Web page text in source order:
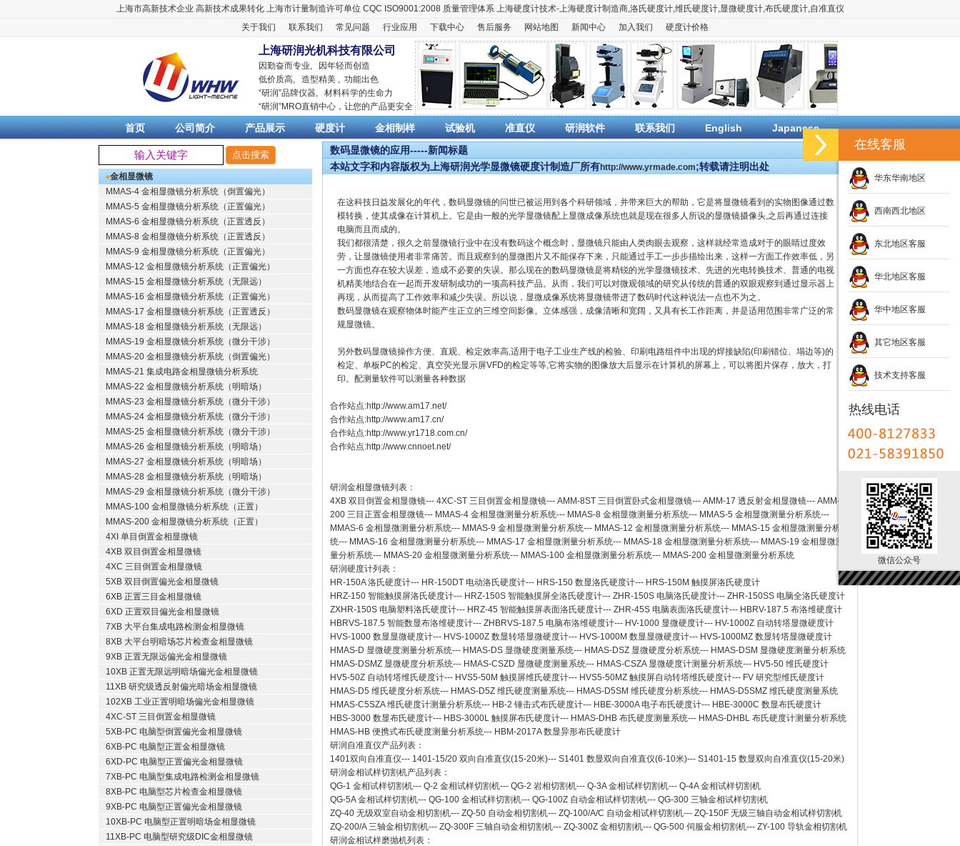
上海市高新技术企业 高新技术成果转化 上海市计量制造许可单位 CQC ISO9001:2008 质量管理体系 上海硬度计技术-上海硬度计制造商,洛氏硬度计,维氏硬度计,显微硬度计,布氏硬度计,自准直仪
关于我们
联系我们 常见问题 行业应用 下载中心 售后服务 网站地图 新闻中心 加入我们 硬度计价格
上海研润光机科技有限公司
因勤奋而专业, 因年轻而创造
低价质高, 造型精美 , 功能出色
“研润”品牌仪器, 材料科学的生命力
“研润”MRO直销中心，让您的产品更安全
首页 公司简介 产品展示 硬度计 金相制样 试验机 准直仪 研润软件 联系我们 English Japanese
金相显微镜
MMAS-4 金相显微镜分析系统（倒置偏光）
MMAS-5 金相显微镜分析系统（正置偏光）
MMAS-6 金相显微镜分析系统（正置透反）
MMAS-8 金相显微镜分析系统（正置透反）
MMAS-9 金相显微镜分析系统（正置偏光）
MMAS-12 金相显微镜分析系统（正置偏光）
MMAS-15 金相显微镜分析系统（无限远）
MMAS-16 金相显微镜分析系统（正置偏光）
MMAS-17 金相显微镜分析系统（正置透反）
MMAS-18 金相显微镜分析系统（无限远）
MMAS-19 金相显微镜分析系统（微分干涉）
MMAS-20 金相显微镜分析系统（倒置偏光）
MMAS-21 集成电路金相显微镜分析系统
MMAS-22 金相显微镜分析系统（明暗场）
MMAS-23 金相显微镜分析系统（微分干涉）
MMAS-24 金相显微镜分析系统（微分干涉）
MMAS-25 金相显微镜分析系统（微分干涉）
MMAS-26 金相显微镜分析系统（明暗场）
MMAS-27 金相显微镜分析系统（明暗场）
MMAS-28 金相显微镜分析系统（明暗场）
MMAS-29 金相显微镜分析系统（微分干涉）
MMAS-100 金相显微镜分析系统（正置）
MMAS-200 金相显微镜分析系统（正置）
4XI 单目倒置金相显微镜
4XB 双目倒置金相显微镜
4XC 三目倒置金相显微镜
5XB 双目倒置偏光金相显微镜
6XB 正置三目金相显微镜
6XD 正置双目偏光金相显微镜
7XB 大平台集成电路检测金相显微镜
8XB 大平台明暗场芯片检查金相显微镜
9XB 正置无限远偏光金相显微镜
10XB 正置无限远明暗场偏光金相显微镜
11XB 研究级透反射偏光暗场金相显微镜
102XB 工业正置明暗场偏光金相显微镜
4XC-ST 三目倒置金相显微镜
5XB-PC 电脑型倒置偏光金相显微镜
6XB-PC 电脑型正置金相显微镜
6XD-PC 电脑型正置偏光金相显微镜
7XB-PC 电脑型集成电路检测金相显微镜
8XB-PC 电脑型芯片检查金相显微镜
9XB-PC 电脑型正置偏光金相显微镜
10XB-PC 电脑型正置明暗场金相显微镜
11XB-PC 电脑型研究级DIC金相显微镜
数码显微镜的应用-----新闻标题
本站文字和内容版权为上海研润光学显微镜硬度计制造厂所有http://www.yrmade.com;转载请注明出处
在这科技日益发展化的年代，数码显微镜的问世已被运用到各个科研领域，并带来巨大的帮助，它是将显微镜看到的实物图像通过数
模转换，使其成像在计算机上。它是由一般的光学显微镜配上显微成像系统也就是现在很多人所说的显微镜摄像头,之后再通过连接
电脑而且而成的。
我们都很清楚，很久之前显微镜行业中在没有数码这个概念时，显微镜只能由人类肉眼去观察，这样就经常造成对于的眼睛过度效
劳，让显微镜使用者非常痛苦。而且观察到的显微图片又不能保存下来，只能通过手工一步步描绘出来，这样一方面工作效率低，另
一方面也存在较大误差，造成不必要的失误。那么现在的数码显微镜是将精锐的光学显微镜技术、先进的光电转换技术、普通的电视
机精美地结合在一起而开发研制成功的一项高科技产品。从而，我们可以对微观领域的研究从传统的普通的双眼观察到通过显示器上
再现，从而提高了工作效率和减少失误。所以说，显微成像系统将显微镜带进了数码时代这种说法一点也不为之。
数码显微镜在观察物体时能产生正立的三维空间影像。立体感强，成像清晰和宽阔，又具有长工作距离，并是适用范围非常广泛的常
规显微镜。
另外数码显微镜操作方便、直观、检定效率高,适用于电子工业生产线的检验、印刷电路组件中出现的焊接缺陷(印刷错位、塌边等)的
检定、单板PC的检定、真空荧光显示屏VFD的检定等等,它将实物的图像放大后显示在计算机的屏幕上，可以将图片保存，放大，打
印。配测量软件可以测量各种数据
合作站点:http://www.am17.net/
合作站点:http://www.am17.cn/
合作站点:http://www.yr1718.com.cn/
合作站点:http://www.cnnoet.net/
研润金相显微镜列表：
4XB 双目倒置金相显微镜--- 4XC-ST 三目倒置金相显微镜--- AMM-8ST 三目倒置卧式金相显微镜--- AMM-17 透反射金相显微镜--- AMM-
200 三目正置金相显微镜--- MMAS-4 金相显微测量分析系统--- MMAS-8 金相显微测量分析系统--- MMAS-5 金相显微测量分析系统---
MMAS-6 金相显微测量分析系统--- MMAS-9 金相显微测量分析系统--- MMAS-12 金相显微测量分析系统--- MMAS-15 金相显微测量分析系
统--- MMAS-16 金相显微测量分析系统--- MMAS-17 金相显微测量分析系统--- MMAS-18 金相显微测量分析系统--- MMAS-19 金相显微测
量分析系统--- MMAS-20 金相显微测量分析系统--- MMAS-100 金相显微测量分析系统--- MMAS-200 金相显微测量分析系统
研润硬度计列表：
HR-150A 洛氏硬度计--- HR-150DT 电动洛氏硬度计--- HRS-150 数显洛氏硬度计--- HRS-150M 触摸屏洛氏硬度计
HRZ-150 智能触摸屏洛氏硬度计--- HRZ-150S 智能触摸屏全洛氏硬度计--- ZHR-150S 电脑洛氏硬度计--- ZHR-150SS 电脑全洛氏硬度计
ZXHR-150S 电脑塑料洛氏硬度计--- HRZ-45 智能触摸屏表面洛氏硬度计--- ZHR-45S 电脑表面洛氏硬度计--- HBRV-187.5 布洛维硬度计
HBRVS-187.5 智能数显布洛维硬度计--- ZHBRVS-187.5 电脑布洛维硬度计--- HV-1000 显微硬度计--- HV-1000Z 自动转塔显微硬度计
HVS-1000 数显显微硬度计--- HVS-1000Z 数显转塔显微硬度计--- HVS-1000M 数显显微硬度计--- HVS-1000MZ 数显转塔显微硬度计
HMAS-D 显微硬度测量分析系统--- HMAS-DS 显微硬度测量系统--- HMAS-DSZ 显微硬度分析系统--- HMAS-DSM 显微硬度测量分析系统
HMAS-DSMZ 显微硬度分析系统--- HMAS-CSZD 显微硬度测量系统--- HMAS-CSZA 显微硬度计测量分析系统--- HV5-50 维氏硬度计
HV5-50Z 自动转塔维氏硬度计--- HVS5-50M 触摸屏维氏硬度计--- HVS5-50MZ 触摸屏自动转塔维氏硬度计--- FV 研究型维氏硬度计
HMAS-D5 维氏硬度分析系统--- HMAS-D5Z 维氏硬度测量系统--- HMAS-D5SM 维氏硬度分析系统--- HMAS-D5SMZ 维氏硬度测量系统
HMAS-C5SZA 维氏硬度计测量分析系统--- HB-2 锤击式布氏硬度计--- HBE-3000A 电子布氏硬度计--- HBE-3000C 数显布氏硬度计
HBS-3000 数显布氏硬度计--- HBS-3000L 触摸屏布氏硬度计--- HMAS-DHB 布氏硬度测量系统--- HMAS-DHBL 布氏硬度计测量分析系统
HMAS-HB 便携式布氏硬度测量分析系统--- HBM-2017A 数显异形布氏硬度计
研润自准直仪产品列表：
1401双向自准直仪--- 1401-15/20 双向自准直仪(15-20米)--- S1401 数显双向自准直仪(6-10米)--- S1401-15 数显双向自准直仪(15-20米)
研润金相试样切割机产品列表：
QG-1 金相试样切割机--- Q-2 金相试样切割机--- QG-2 岩相切割机--- Q-3A 金相试样切割机--- Q-4A 金相试样切割机
QG-5A 金相试样切割机--- QG-100 金相试样切割机--- QG-100Z 自动金相试样切割机--- QG-300 三轴金相试样切割机
ZQ-40 无级双室自动金相切割机--- ZQ-50 自动金相切割机--- ZQ-100/A/C 自动金相试样切割机--- ZQ-150F 无级三轴自动金相试样切割机
ZQ-200/A 三轴金相切割机--- ZQ-300F 三轴自动金相切割机--- ZQ-300Z 金相切割机--- QG-500 伺服金相切割机--- ZY-100 导轨金相切割机
研润金相试样磨抛机列表：
在线客服
华东华南地区
西南西北地区
东北地区客服
华北地区客服
华中地区客服
其它地区客服
技术支持客服
热线电话
微信公众号